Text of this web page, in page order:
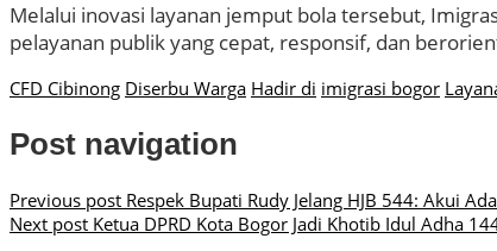
Melalui inovasi layanan jemput bola tersebut,
pelayanan publik yang cepat, responsif, dan
CFD Cibinong Diserbu Warga Hadir di imigrasi bogor
Post navigation
Previous post Respek Bupati Rudy Jelang HJB 544: Akui
Next post Ketua DPRD Kota Bogor Jadi Khotib Idul Adha